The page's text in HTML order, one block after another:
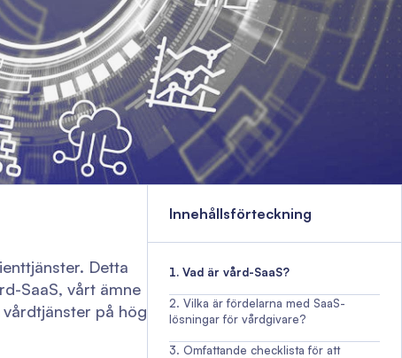
Detta
SaaS, vårt ämne
på hög
Innehållsförteckning
Vad är vård-SaaS?
Vilka är fördelarna med SaaS-
lösningar för vårdgivare?
Omfattande checklista för att